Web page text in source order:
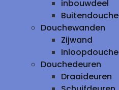
inbouwdeel
Buitendouche
Douchewanden
Zijwand
Inloopdouche
Douchedeuren
Draaideuren